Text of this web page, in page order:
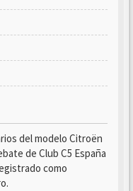
del modelo Citroën
de Club C5 España
como